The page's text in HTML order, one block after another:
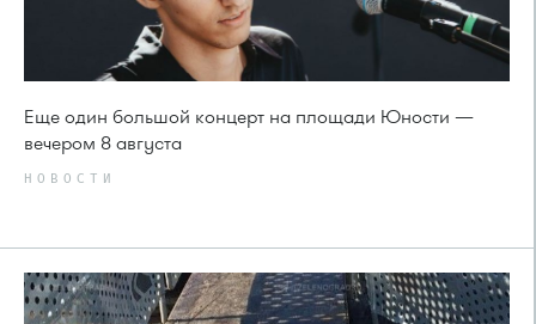
Еще один большой концерт на площади Юности —
вечером 8 августа
НОВОСТИ